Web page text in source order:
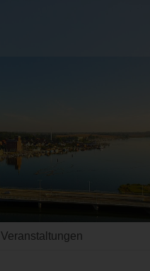
Veranstaltungen